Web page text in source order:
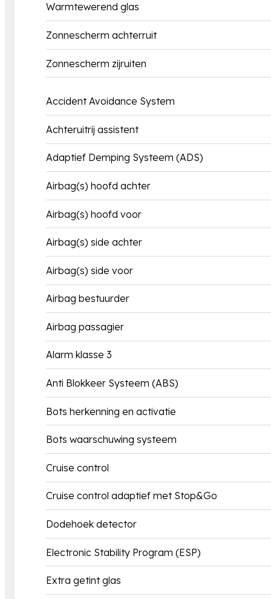
Warmtewerend glas
Zonnescherm achterruit
Zonnescherm zijruiten
Accident Avoidance System
Achteruitrij assistent
Adaptief Demping Systeem (ADS)
Airbag(s) hoofd achter
Airbag(s) hoofd voor
Airbag(s) side achter
Airbag(s) side voor
Airbag bestuurder
Airbag passagier
Alarm klasse 3
Anti Blokkeer Systeem (ABS)
Bots herkenning en activatie
Bots waarschuwing systeem
Cruise control
Cruise control adaptief met Stop&Go
Dodehoek detector
Electronic Stability Program (ESP)
Extra getint glas